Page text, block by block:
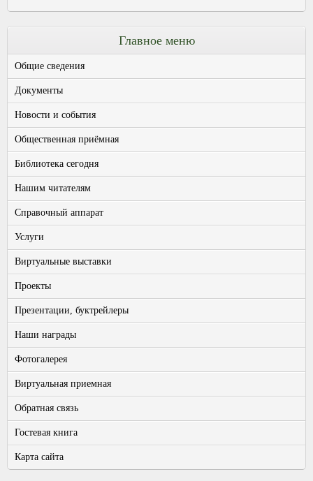
Главное меню
Общие сведения
Документы
Новости и события
Общественная приёмная
Библиотека сегодня
Нашим читателям
Справочный аппарат
Услуги
Виртуальные выставки
Проекты
Презентации, буктрейлеры
Наши награды
Фотогалерея
Виртуальная приемная
Обратная связь
Гостевая книга
Карта сайта